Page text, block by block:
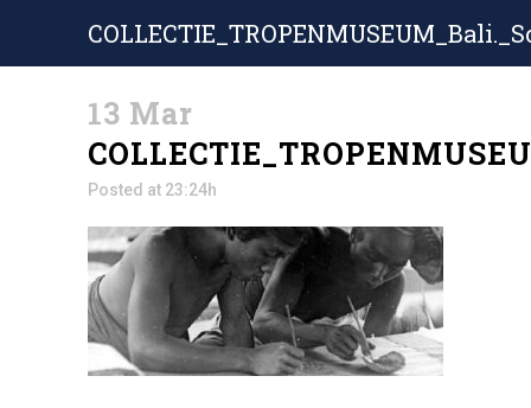
13 Mar
Posted at 23:24h